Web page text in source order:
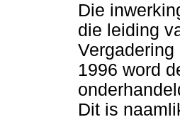
Die
die leiding
1996 word
Dit is